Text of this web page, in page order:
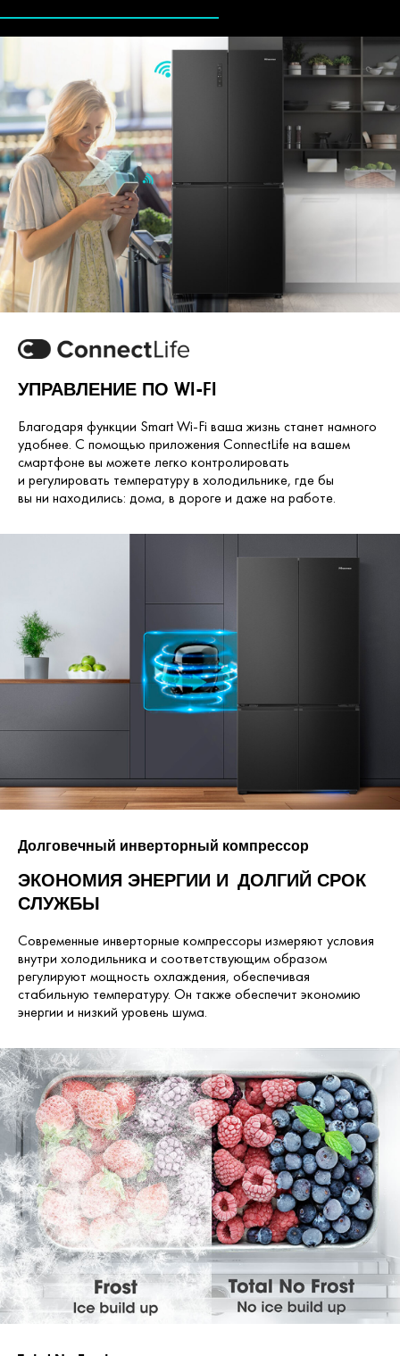
УПРАВЛЕНИЕ ПО WI-FI
Благодаря функции Smart Wi-Fi ваша жизнь станет намного
удобнее. С помощью приложения ConnectLife на вашем
смартфоне вы можете легко контролировать
и регулировать температуру в холодильнике, где бы
вы ни находились: дома, в дороге и даже на работе.
Долговечный инверторный компрессор
ЭКОНОМИЯ ЭНЕРГИИ И ДОЛГИЙ СРОК
СЛУЖБЫ
Современные инверторные компрессоры измеряют условия
внутри холодильника и соответствующим образом
регулируют мощность охлаждения, обеспечивая
стабильную температуру. Он также обеспечит экономию
энергии и низкий уровень шума.